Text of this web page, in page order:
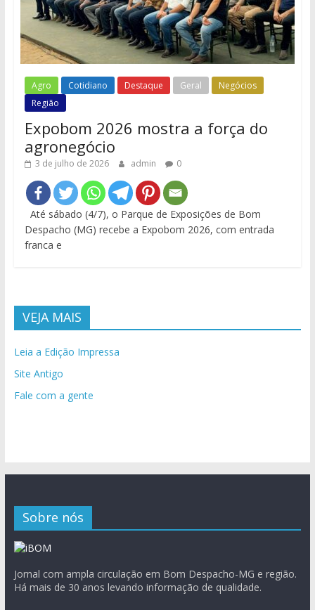
Agro Cotidiano Destaque Geral
Negócios
Região
Expobom 2026 mostra a força do
agronegócio
3 de julho de 2026 admin 0
Até sábado (4/7), o Parque de Exposições de Bom
Despacho (MG) recebe a Expobom 2026, com entrada
franca e
VEJA MAIS
Leia a Edição Impressa
Site Antigo
Fale com a gente
Sobre nós
Jornal com ampla circulação em Bom Despacho-MG e região.
Há mais de 30 anos levando informação de qualidade.